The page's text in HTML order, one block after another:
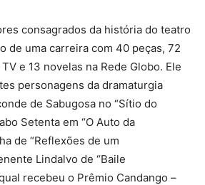
consagrados da história do teatro
de uma carreira com 40 peças, 72
e 13 novelas na Rede Globo. Ele
personagens da dramaturgia
de Sabugosa no “Sítio do
Setenta em “O Auto da
de “Reflexões de um
Lindalvo de “Baile
recebeu o Prêmio Candango –